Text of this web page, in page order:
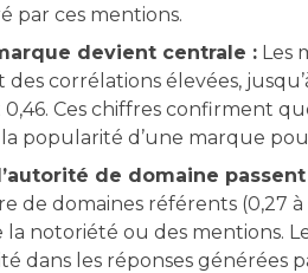
par ces mentions.
devient centrale : Les
corrélations élevées,
Ces chiffres confirment
popularité d’une marque
de domaine
de domaines référents (0,27
la notoriété ou des mentions.
dans les réponses générées